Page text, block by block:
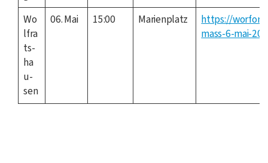
Wo
lfra
ts­
ha
u­
sen
06. Mai 15:00 Mari­en­platz
https://
mass-6-mai-